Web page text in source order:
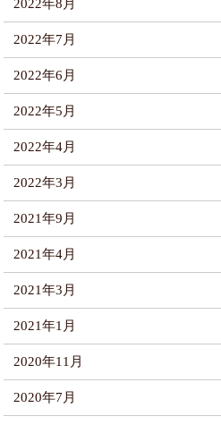
2022年8月
2022年7月
2022年6月
2022年5月
2022年4月
2022年3月
2021年9月
2021年4月
2021年3月
2021年1月
2020年11月
2020年7月